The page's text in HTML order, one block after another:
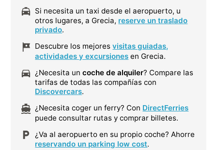
Si necesita un taxi desde el aeropuerto, u
otros lugares, a Grecia, reserve un traslado
privado.
Descubre los mejoresvisitas guiadas,
actividades y excursiones en Grecia.
¿Necesita uncoche de alquiler? Compare las
tarifas de todas las compañías con
Discovercars.
¿Necesita coger un ferry? Con DirectFerries
puede consultar rutas y comprar billetes.
¿Va al aeropuerto en su propio coche? Ahorre
reservando un parking low cost.